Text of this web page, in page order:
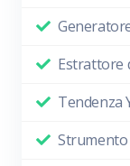
Estrattore
Tendenza
Strumento